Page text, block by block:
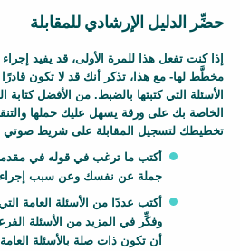
حضِّر الدليل الإرشادي للمقابلة
F
a
c
t
إذا كنت تفعل هذا للمرة الأولى، قد يفيد إجراء
مخطَّط لها- مع هذا، تذكر أنك قد لا تكون قادرًا
الأسئلة التي كتبتها بالضبط. من الأفضل كتابة
الخاصة بك على ورقة يسهل عليك حملها
تخطيطك لتسجيل المقابلة على شريط صوتي
أكتب ما ترغب في قوله في
جملة عن نفسك وعن سبب إجراء
أكتب عددًا من الأسئلة العامة
وفكِّر في المزيد من الأسئلة
أن تكون ذات صلة بالأسئلة